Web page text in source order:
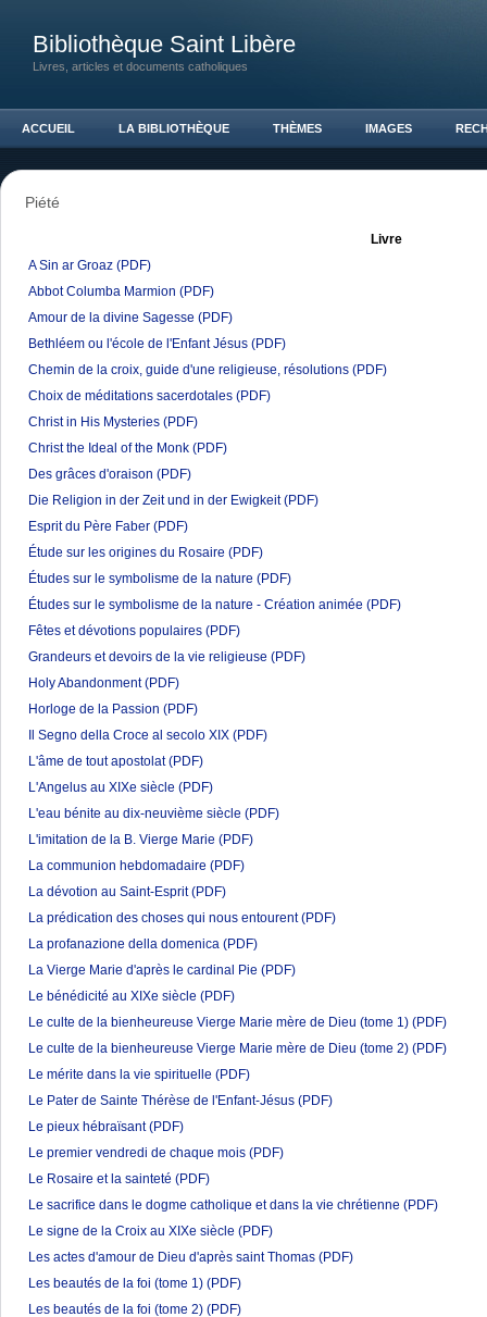
Bibliothèque Saint Libère
Livres, articles et documents catholiques
ACCUEIL LA BIBLIOTHÈQUE THÈMES IMAGES
Piété
Livre
A Sin ar Groaz (PDF)
Abbot Columba Marmion (PDF)
Amour de la divine Sagesse (PDF)
Bethléem ou l'école de l'Enfant Jésus (PDF)
Chemin de la croix, guide d'une religieuse, résolutions (PDF)
Choix de méditations sacerdotales (PDF)
Christ in His Mysteries (PDF)
Christ the Ideal of the Monk (PDF)
Des grâces d'oraison (PDF)
Die Religion in der Zeit und in der Ewigkeit (PDF)
Esprit du Père Faber (PDF)
Étude sur les origines du Rosaire (PDF)
Études sur le symbolisme de la nature (PDF)
Études sur le symbolisme de la nature - Création animée (PDF)
Fêtes et dévotions populaires (PDF)
Grandeurs et devoirs de la vie religieuse (PDF)
Holy Abandonment (PDF)
Horloge de la Passion (PDF)
Il Segno della Croce al secolo XIX (PDF)
L'âme de tout apostolat (PDF)
L'Angelus au XIXe siècle (PDF)
L'eau bénite au dix-neuvième siècle (PDF)
L'imitation de la B. Vierge Marie (PDF)
La communion hebdomadaire (PDF)
La dévotion au Saint-Esprit (PDF)
La prédication des choses qui nous entourent (PDF)
La profanazione della domenica (PDF)
La Vierge Marie d'après le cardinal Pie (PDF)
Le bénédicité au XIXe siècle (PDF)
Le culte de la bienheureuse Vierge Marie mère de Dieu (tome 1) (PDF)
Le culte de la bienheureuse Vierge Marie mère de Dieu (tome 2) (PDF)
Le mérite dans la vie spirituelle (PDF)
Le Pater de Sainte Thérèse de l'Enfant-Jésus (PDF)
Le pieux hébraïsant (PDF)
Le premier vendredi de chaque mois (PDF)
Le Rosaire et la sainteté (PDF)
Le sacrifice dans le dogme catholique et dans la vie chrétienne (PDF)
Le signe de la Croix au XIXe siècle (PDF)
Les actes d'amour de Dieu d'après saint Thomas (PDF)
Les beautés de la foi (tome 1) (PDF)
Les beautés de la foi (tome 2) (PDF)